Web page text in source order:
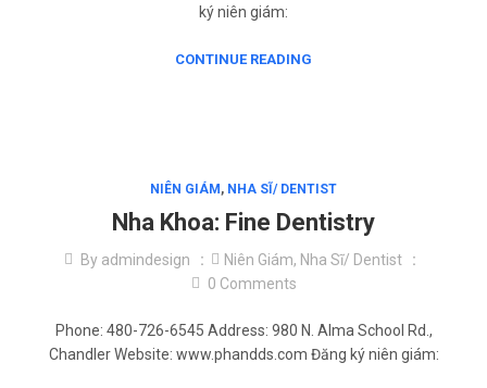
ký niên giám:
CONTINUE READING
NIÊN GIÁM , NHA SĨ/ DENTIST
Nha Khoa: Fine Dentistry
By admindesign Niên Giám, Nha Sĩ/ Dentist
0 Comments
Phone: 480-726-6545 Address: 980 N. Alma School Rd.,
Chandler Website: www.phandds.com Đăng ký niên giám: